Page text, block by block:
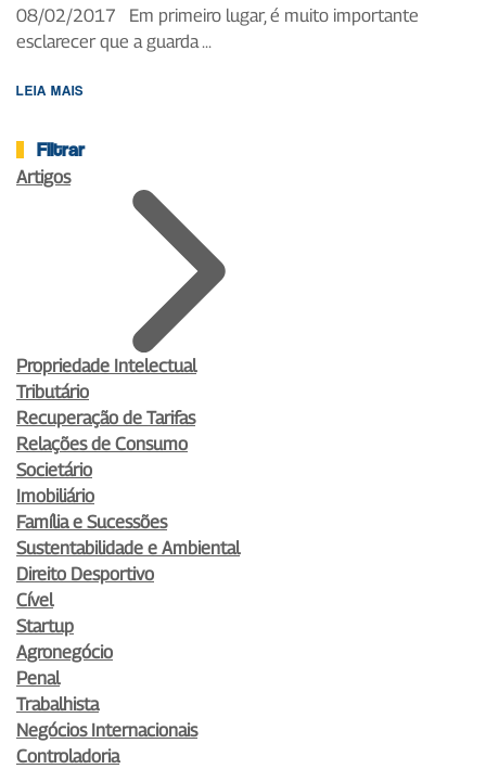
08/02/2017 Em primeiro lugar, é muito importante
esclarecer que a guarda ...
LEIA MAIS
Filtrar
Artigos
Propriedade Intelectual
Tributário
Recuperação de Tarifas
Relações de Consumo
Societário
Imobiliário
Família e Sucessões
Sustentabilidade e Ambiental
Direito Desportivo
Cível
Startup
Agronegócio
Penal
Trabalhista
Negócios Internacionais
Controladoria